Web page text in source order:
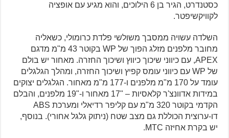
כסטנדרט, הגיר בן 6 הילוכים, והוא מגיע עם אופציה
לקוויקשיפטר.
השלדה עשויה ממסבך משולשי פלדת כרומולי, כשאליה
מחובר מלפנים מזלג הפוך של WP בקוטר 43 מ"מ מדגם
APEX, עם כיווני שיכוך כיווץ ושיכוך החזרה. מאחור יש בולם
של WP עם כיווני עומס קפיץ ושיכוך החזרה, ומהלך הגלגלים
עומד על 170 מ"מ מלפנים ו-177 מ"מ מאחור. הגלגלים יצוקים
במידות אדוונצ'ר קלאסיות – "17 מאחור ו-"19 מלפנים, והבלם
הקדמי בקוטר 320 מ"מ עם קליפר רדיאלי ומערכת ABS
דו-ערוצית הכוללת גם מצב שטח (ניתוק גלגל אחורי). בנוסף,
יש בקרת אחיזה MTC.